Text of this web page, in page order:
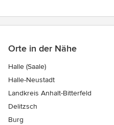
Orte in der Nähe
Halle (Saale)
Halle-Neustadt
Landkreis Anhalt-Bitterfeld
Delitzsch
Burg